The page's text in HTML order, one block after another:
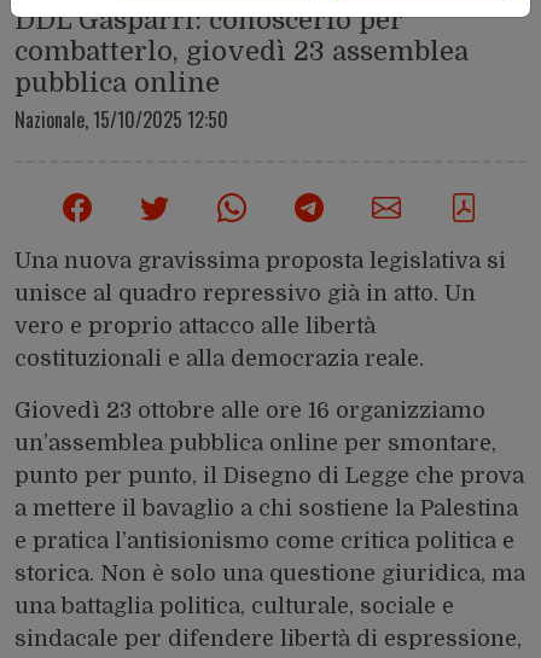
DDL Gasparri: conoscerlo per
combatterlo, giovedì 23 assemblea
pubblica online
Nazionale, 15/10/2025 12:50
Una nuova gravissima proposta legislativa si
unisce al quadro repressivo già in atto. Un
vero e proprio attacco alle libertà
costituzionali e alla democrazia reale.
Giovedì 23 ottobre alle ore 16 organizziamo
un’assemblea pubblica online per smontare,
punto per punto, il Disegno di Legge che prova
a mettere il bavaglio a chi sostiene la Palestina
e pratica l’antisionismo come critica politica e
storica. Non è solo una questione giuridica, ma
una battaglia politica, culturale, sociale e
sindacale per difendere libertà di espressione,